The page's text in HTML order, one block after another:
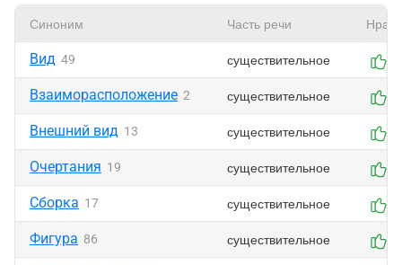
Синоним Часть речи
Вид 49 существительное
Взаиморасположение 2 существительное
Внешний вид 13 существительное
Очертания 19 существительное
Сборка 17 существительное
Фигура 86 существительное